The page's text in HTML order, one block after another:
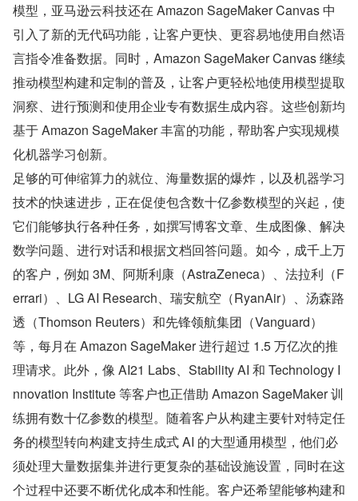
模型，亚马逊云科技还在 Amazon SageMaker Canvas 中
引入了新的无代码功能，让客户更快、更容易地使用自然语
言指令准备数据。同时，Amazon SageMaker Canvas 继续
推动模型构建和定制的普及，让客户更轻松地使用模型提取
洞察、进行预测和使用企业专有数据生成内容。这些创新均
基于 Amazon SageMaker 丰富的功能，帮助客户实现规模
化机器学习创新。
足够的可伸缩算力的就位、海量数据的爆炸，以及机器学习
技术的快速进步，正在促使包含数十亿参数模型的兴起，使
它们能够执行各种任务，如撰写博客文章、生成图像、解决
数学问题、进行对话和根据文档回答问题。如今，成千上万
的客户，例如 3M、阿斯利康（AstraZeneca）、法拉利（F
errari）、LG AI Research、瑞安航空（RyanAir）、汤森路
透（Thomson Reuters）和先锋领航集团（Vanguard）
等，每月在 Amazon SageMaker 进行超过 1.5 万亿次的推
理请求。此外，像 AI21 Labs、Stability AI 和 Technology I
nnovation Institute 等客户也正借助 Amazon SageMaker 训
练拥有数十亿参数的模型。随着客户从构建主要针对特定任
务的模型转向构建支持生成式 AI 的大型通用模型，他们必
须处理大量数据集并进行更复杂的基础设施设置，同时在这
个过程中还要不断优化成本和性能。客户还希望能够构建和